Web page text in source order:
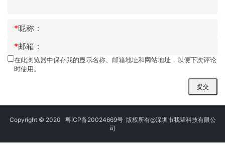
*昵称：
*邮箱：
在此浏览器中保存我的显示名称、邮箱地址和网站地址，以便下次评论
时使用。
提交
Copyright © 2020 粤ICP备20024669号版权所有@深圳市我辈科技有限公
司